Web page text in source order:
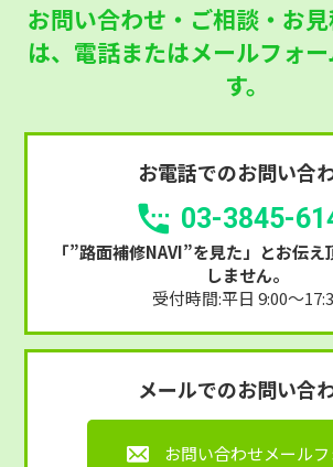
お問い合わせ・ご相談・お
は、 電話またはメールフォ
す。
お電話でのお問い合
03-3845-
「”路面補修NAVI”を見た」 とお伝え
しません。
受付時間:平日 9:00～
メールでのお問い合
お問い合わせメール